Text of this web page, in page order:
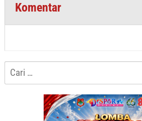
Komentar
Cari
untuk: